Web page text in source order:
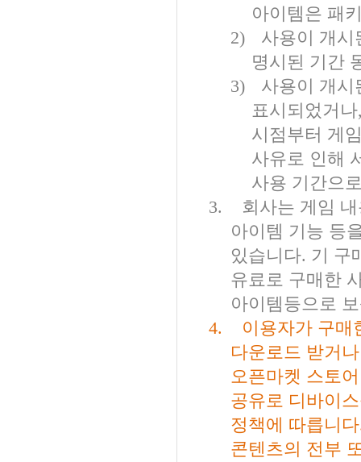
아이템은 패
2)
사용이 개시
명시된 기간
3)
사용이 개
표시되었거나
시점부터 게
사유로 인해
사용 기간으
3.
회사는 게임
아이템 기능 등
있습니다. 기 구
유료로 구매한
아이템등으로
4.
이용자가 구매
다운로드 받거
오픈마켓 스토
공유로 디바이
정책에 따릅니다
콘텐츠의 전부